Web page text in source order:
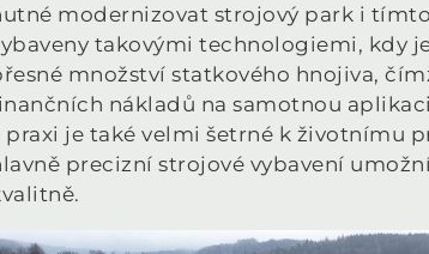
modernizovat strojový park i
takovými technologiemi, kdy
množství statkového hnojiva,
nákladů na samotnou
praxi je také velmi šetrné k životnímu
precizní strojové vybavení